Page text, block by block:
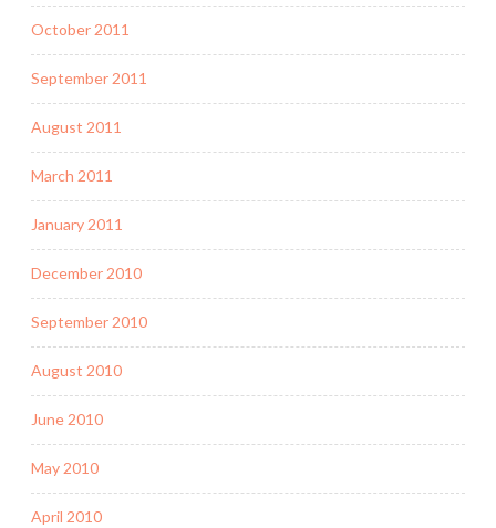
October 2011
September 2011
August 2011
March 2011
January 2011
December 2010
September 2010
August 2010
June 2010
May 2010
April 2010